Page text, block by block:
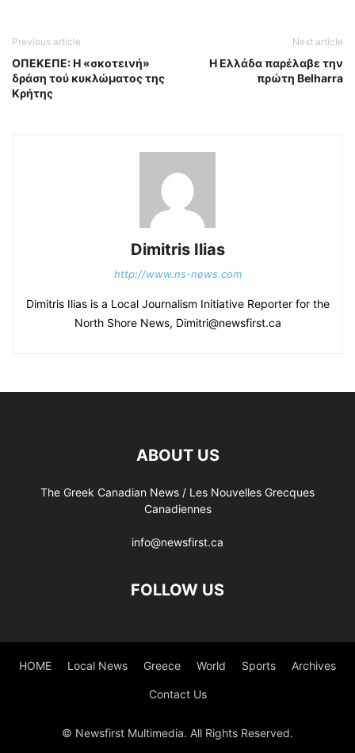
Previous article
ΟΠΕΚΕΠΕ: Η «σκοτεινή»
δράση τού κυκλώματος της
Κρήτης
Next article
Η Ελλάδα παρέλαβε την
πρώτη Belharra
Dimitris Ilias
http://www.ns-news.com
Dimitris Ilias is a Local Journalism Initiative Reporter for the
North Shore News, Dimitri@newsfirst.ca
ABOUT US
The Greek Canadian News / Les Nouvelles Grecques
Canadiennes
info@newsfirst.ca
FOLLOW US
HOME Local News Greece World Sports Archives
Contact Us
© Newsfirst Multimedia. All Rights Reserved.